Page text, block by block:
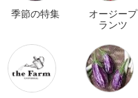
季節の特集
オージープ
ランツ